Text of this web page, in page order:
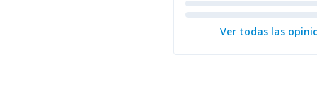
Ver todas las